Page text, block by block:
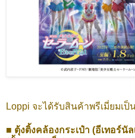
Loppi จะได้รับสินค้าพรีเมี่ยมเ
■ ตุ้งติ้งคล้องกระเป๋า (อีเทอร์นั